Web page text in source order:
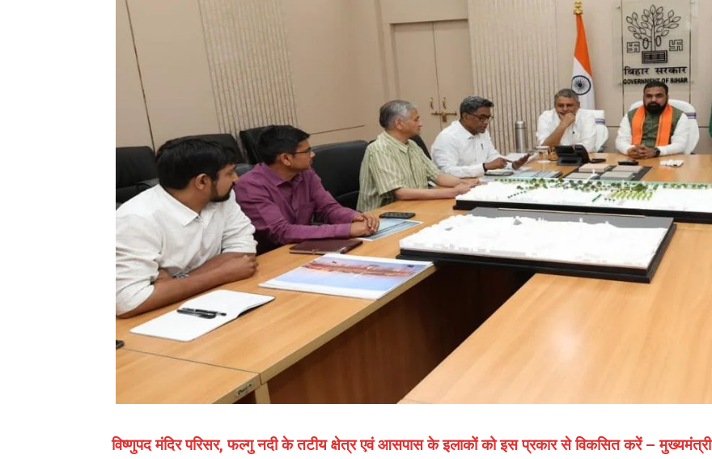
विष्णुपद मंदिर परिसर, फल्गु नदी के तटीय क्षेत्र एवं आसपास के इलाकों को इस प्रकार से विकसित करें – मुख्यमंत्री